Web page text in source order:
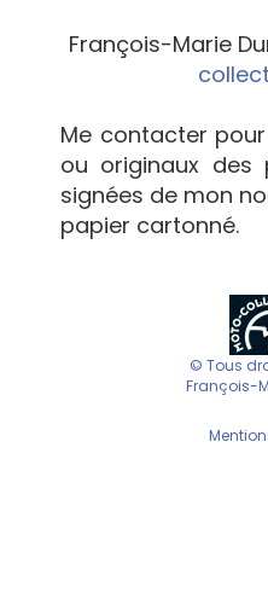
François-Marie
Me contacter
ou originaux des
signées de mon
papier cartonné.
© Tous
François-